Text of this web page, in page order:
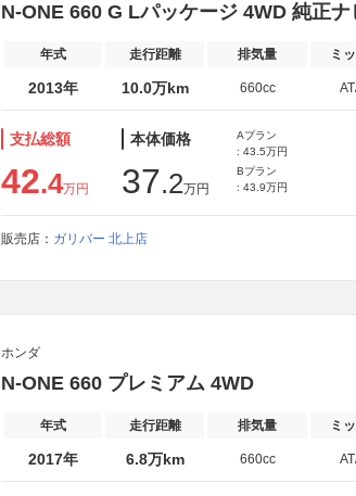
N-ONE 660 G Lパッケージ 4WD 純正
年式 走行距離 排気量 ミ
2013年 10.0万km 660cc
支払総額
42.4万円
本体価格
37.2万円
Aプラン
: 43.5万円
Bプラン
: 43.9万円
販売店： ガリバー 北上店
ホンダ
N-ONE 660 プレミアム 4WD
年式 走行距離 排気量 ミ
2017年 6.8万km 660cc